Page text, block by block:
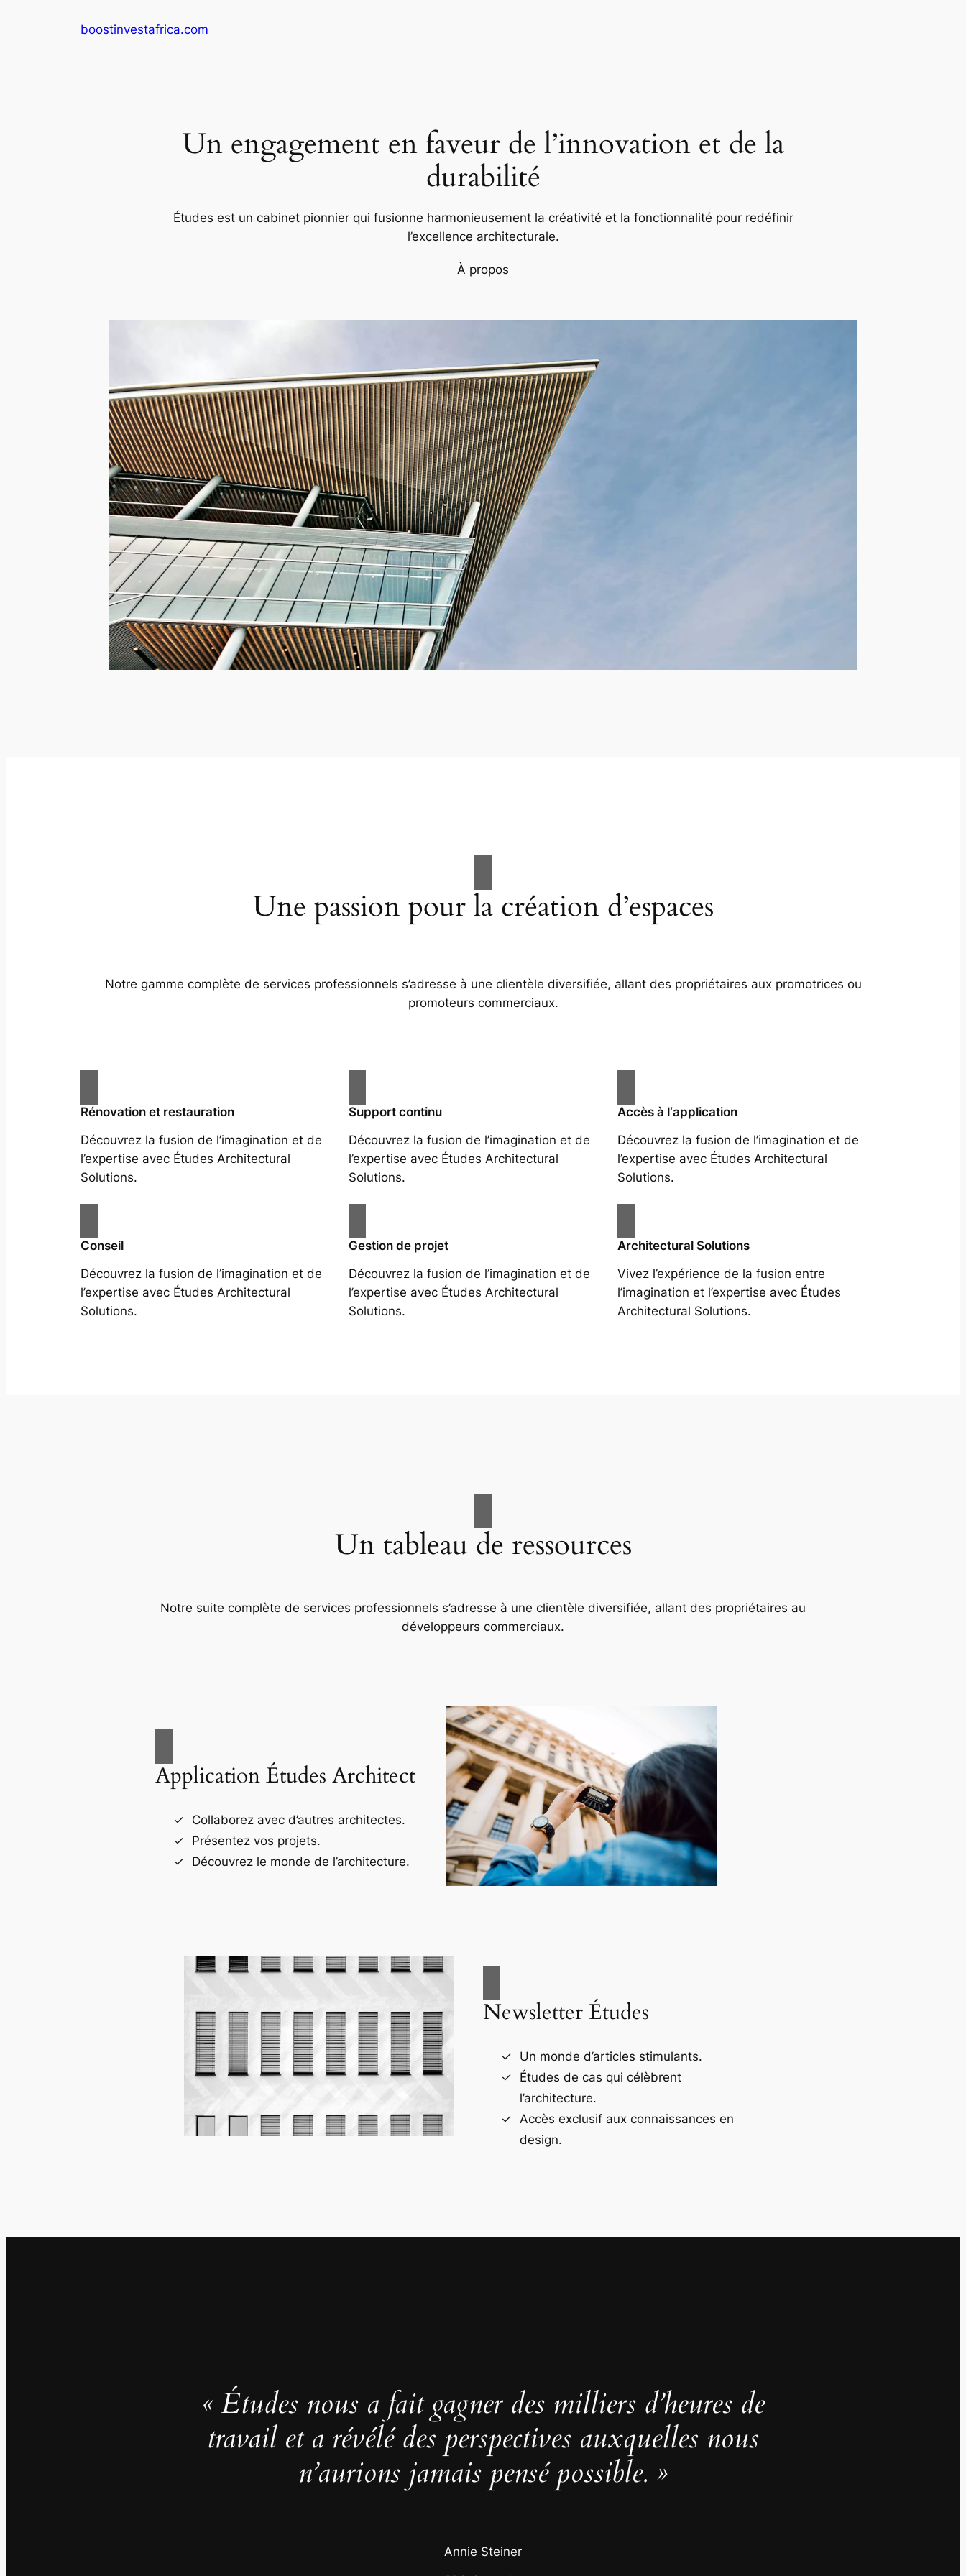
boostinvestafrica.com
Un engagement en faveur de l’innovation et de la
durabilité
Études est un cabinet pionnier qui fusionne harmonieusement la créativité et la fonctionnalité pour redéfinir
l’excellence architecturale.
À propos
Une passion pour la création d’espaces
Notre gamme complète de services professionnels s’adresse à une clientèle diversifiée, allant des propriétaires aux promotrices ou
promoteurs commerciaux.
Rénovation et restauration
Découvrez la fusion de l’imagination et de
l’expertise avec Études Architectural
Solutions.
Support continu
Découvrez la fusion de l’imagination et de
l’expertise avec Études Architectural
Solutions.
Accès à l‘application
Découvrez la fusion de l’imagination et de
l’expertise avec Études Architectural
Solutions.
Conseil
Découvrez la fusion de l’imagination et de
l’expertise avec Études Architectural
Solutions.
Gestion de projet
Découvrez la fusion de l’imagination et de
l’expertise avec Études Architectural
Solutions.
Architectural Solutions
Vivez l’expérience de la fusion entre
l’imagination et l’expertise avec Études
Architectural Solutions.
Un tableau de ressources
Notre suite complète de services professionnels s’adresse à une clientèle diversifiée, allant des propriétaires au
développeurs commerciaux.
Application Études Architect
Collaborez avec d’autres architectes.
Présentez vos projets.
Découvrez le monde de l’architecture.
Newsletter Études
Un monde d’articles stimulants.
Études de cas qui célèbrent
l’architecture.
Accès exclusif aux connaissances en
design.
« Études nous a fait gagner des milliers d’heures de
travail et a révélé des perspectives auxquelles nous
n’aurions jamais pensé possible. »
Annie Steiner